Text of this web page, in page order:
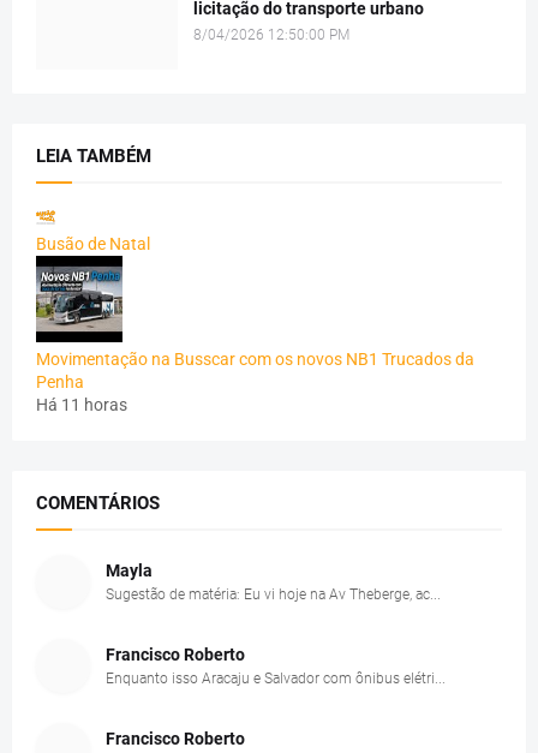
licitação do transporte urbano
8/04/2026 12:50:00 PM
LEIA TAMBÉM
Busão de Natal
Movimentação na Busscar com os novos NB1 Trucados da
Penha
Há 11 horas
COMENTÁRIOS
Mayla
Sugestão de matéria: Eu vi hoje na Av Theberge, ac...
Francisco Roberto
Enquanto isso Aracaju e Salvador com ônibus elétri...
Francisco Roberto